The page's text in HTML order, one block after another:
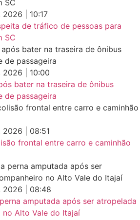
| 10:17
de tráfico de pessoas para
SC
2026 | 10:00
bater na traseira de ônibus
de passageira
2026 | 08:51
frontal entre carro e caminhão
2026 | 08:48
amputada após ser atropelada
Alto Vale do Itajaí